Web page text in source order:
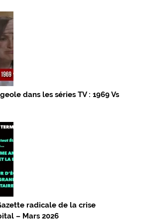
dans les séries TV : 1969 Vs
radicale de la crise
– Mars 2026